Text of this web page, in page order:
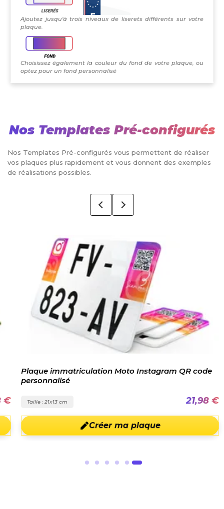
Ajoutez jusqu'à trois niveaux de liserets différents sur votre
plaque.
Choisissez également la couleur du fond de votre plaque, ou
optez pour un fond personnalisé
Nos Templates Pré-configurés
Nos Templates Pré-configurés vous permettent de réaliser
vos plaques plus rapidement et vous donnent des exemples
de réalisations possibles.
€
Plaque immatriculation Moto Instagram QR code
personnalisé
Taille : 21x13 cm 21,98 €
Créer ma plaque